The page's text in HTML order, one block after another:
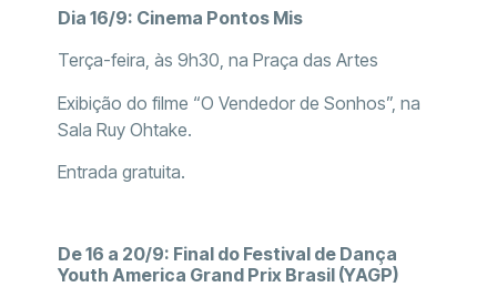
Dia 16/9: Cinema Pontos Mis
Terça-feira, às 9h30, na Praça das Artes
Exibição do filme “O Vendedor de Sonhos”, na
Sala Ruy Ohtake.
Entrada gratuita.
De 16 a 20/9: Final do Festival de Dança
Youth America Grand Prix Brasil (YAGP)